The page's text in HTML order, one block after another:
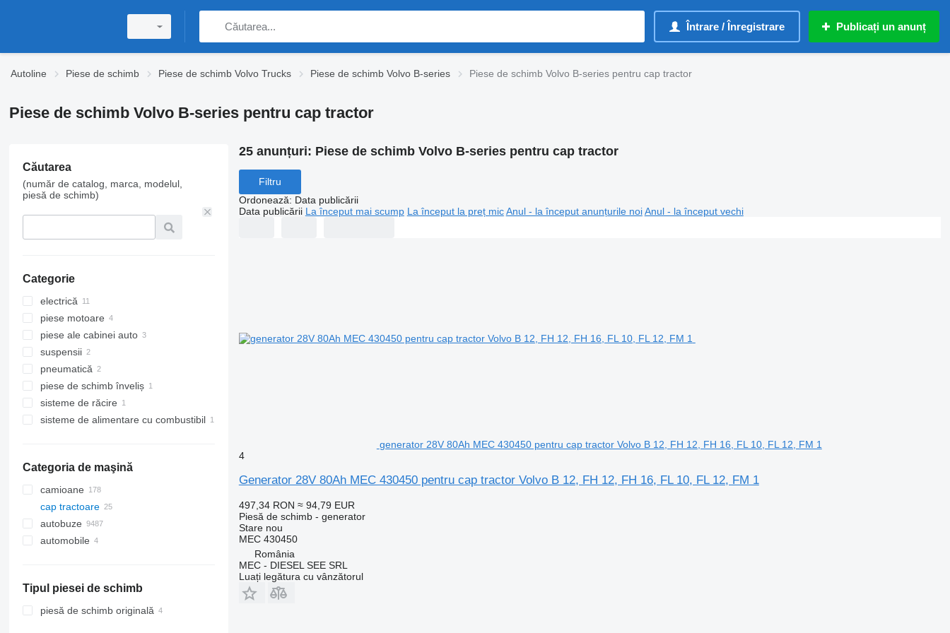
Întrare / Înregistrare Publicați un anunț
Autoline Piese de schimb Piese de schimb Volvo Trucks Piese de schimb Volvo B-series Piese de schimb Volvo B-series pentru cap tractor
Piese de schimb Volvo B-series pentru cap tractor
Căutarea
(număr de catalog, marca, modelul,
piesă de schimb)
Categorie
electrică
unităţi de control
generatoare
panouri cu dispozitive
comutatoare subvirare
piese motoare
turbocompresoare
pistoane
arbori cu came
piese ale cabinei auto
aer conditionat auto și piese de
suspensii
pompe de servodirecţie
arcuri cu manivelă
pneumatică
compresoare pneumatice
modulatoare EBS
piese de schimb înveliș
scări
sisteme de răcire
palete ventilator
sisteme de alimentare cu combustibil
Categoria de maşină
camioane
cap tractoare
autobuze
automobile
Tipul piesei de schimb
piesă de schimb originală
25 anunțuri: Piese de schimb Volvo B-series pentru cap tractor
Filtru
Ordonează: Data publicării
Data publicării La început mai scump La început la preț mic Anul - la început anunțurile noi Anul - la început vechi
generator 28V 80Ah MEC 430450 pentru cap tractor Volvo B 12, FH 12, FH 16, FL 10, FL 12, FM 1
4
Generator 28V 80Ah MEC 430450 pentru cap tractor Volvo B 12, FH 12, FH 16, FL 10, FL 12, FM 1
497,34 RON ≈ 94,79 EUR
Piesă de schimb - generator
Starenou
MEC 430450
România
MEC - DIESEL SEE SRL
Luați legătura cu vânzătorul